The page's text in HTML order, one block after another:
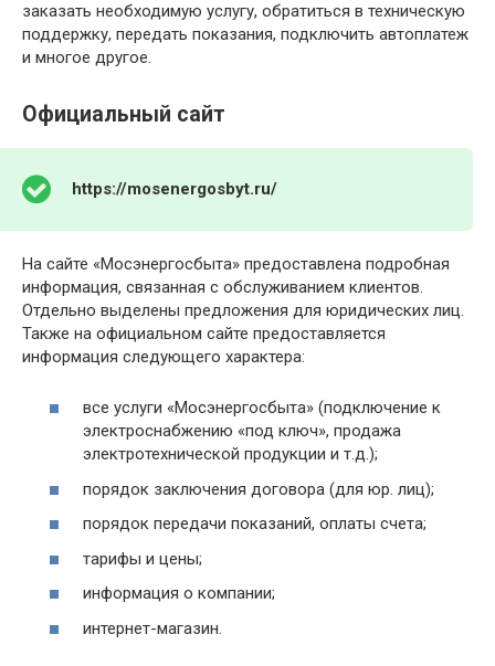
заказать необходимую услугу, обратиться в техническую
поддержку, передать показания, подключить автоплатеж
и многое другое.
Официальный сайт
https://mosenergosbyt.ru/
На сайте «Мосэнергосбыта» предоставлена подробная
информация, связанная с обслуживанием клиентов.
Отдельно выделены предложения для юридических лиц.
Также на официальном сайте предоставляется
информация следующего характера:
все услуги «Мосэнергосбыта» (подключение к
электроснабжению «под ключ», продажа
электротехнической продукции и т.д.);
порядок заключения договора (для юр. лиц);
порядок передачи показаний, оплаты счета;
тарифы и цены;
информация о компании;
интернет-магазин.